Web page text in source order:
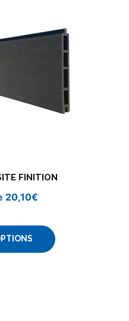
FINITION
20,10€